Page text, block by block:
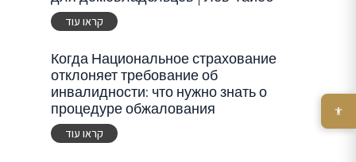
קראו עוד
Когда Национальное страхование
отклоняет требование об
инвалидности: что нужно знать о
процедуре обжалования
קראו עוד